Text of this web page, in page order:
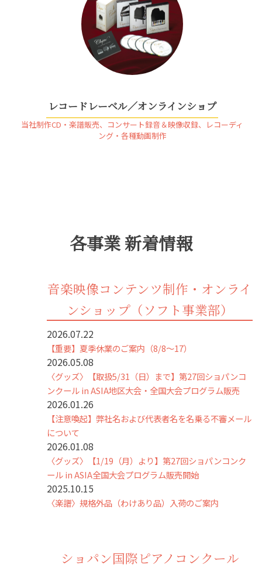
レコードレーベル／オンラインショプ
当社制作CD・楽譜販売、コンサート録音＆映像収録、レコーディ
ング・各種動画制作
各事業 新着情報
音楽映像コンテンツ制作・オンライ
ンショップ（ソフト事業部）
2026.07.22
【重要】夏季休業のご案内（8/8～17）
2026.05.08
〈グッズ〉【取扱5/31（日）まで】第27回ショパンコ
ンクール in ASIA地区大会・全国大会プログラム販売
2026.01.26
【注意喚起】弊社名および代表者名を名乗る不審メール
について
2026.01.08
〈グッズ〉【1/19（月）より】第27回ショパンコンク
ール in ASIA全国大会プログラム販売開始
2025.10.15
〈楽譜〉規格外品（わけあり品）入荷のご案内
ショパン国際ピアノコンクール